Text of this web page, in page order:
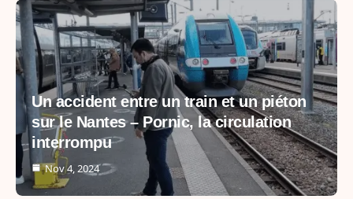
Un accident entre un train et un piéton
sur le Nantes – Pornic, la circulation
interrompu
Nov 4, 2024